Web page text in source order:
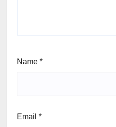
Name *
Email *